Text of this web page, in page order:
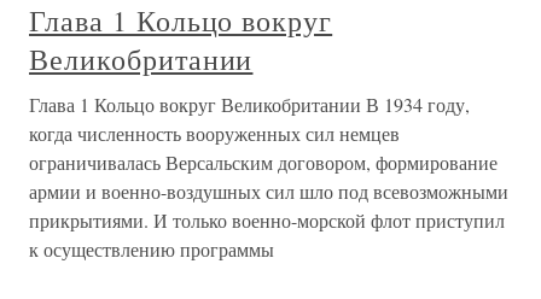
Глава 1 Кольцо вокруг
Великобритании
Глава 1 Кольцо вокруг Великобритании В 1934 году,
когда численность вооруженных сил немцев
ограничивалась Версальским договором, формирование
армии и военно-воздушных сил шло под всевозможными
прикрытиями. И только военно-морской флот приступил
к осуществлению программы